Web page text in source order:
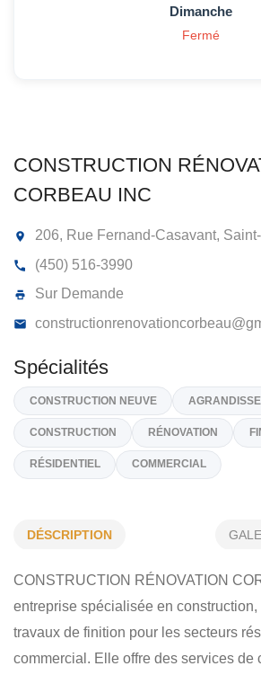
CONSTRUCTION
CORBEAU INC
206, Rue Fernand-Casavant,
(450) 516-3990
Sur Demande
RÉSIDENTIEL COMMERCIAL
DÉSCRIPTION
CONSTRUCTION RÉNOVATION
entreprise spécialisée en
travaux de finition pour les secteurs
commercial. Elle offre des services de
Dimanche
Fermé